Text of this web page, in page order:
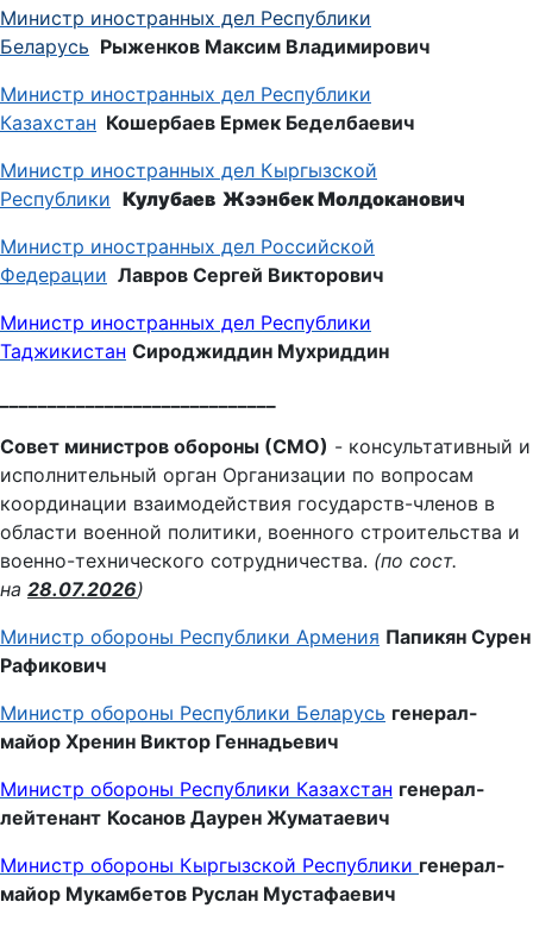
Министр иностранных дел Республики
Беларусь Рыженков Максим Владимирович
Министр иностранных дел Республики
Казахстан Кошербаев Ермек Беделбаевич
Министр иностранных дел Кыргызской
Республики Кулубаев Жээнбек Молдоканович
Министр иностранных дел Российской
Федерации Лавров Сергей Викторович
Министр иностранных дел Республики
Таджикистан Сироджиддин Мухриддин
Совет министров обороны (СМО) - консультативный и
исполнительный орган Организации по вопросам
координации взаимодействия государств-членов в
области военной политики, военного строительства и
военно-технического сотрудничества. (по сост.
на 28.07.2026)
Министр обороны Республики Армения Папикян Сурен
Рафикович
Министр обороны Республики Беларусь генерал-
майор Хренин Виктор Геннадьевич
Министр обороны Республики Казахстан генерал-
лейтенант Косанов Даурен Жуматаевич
Министр обороны Кыргызской Республики генерал-
майор Мукамбетов Руслан Мустафаевич